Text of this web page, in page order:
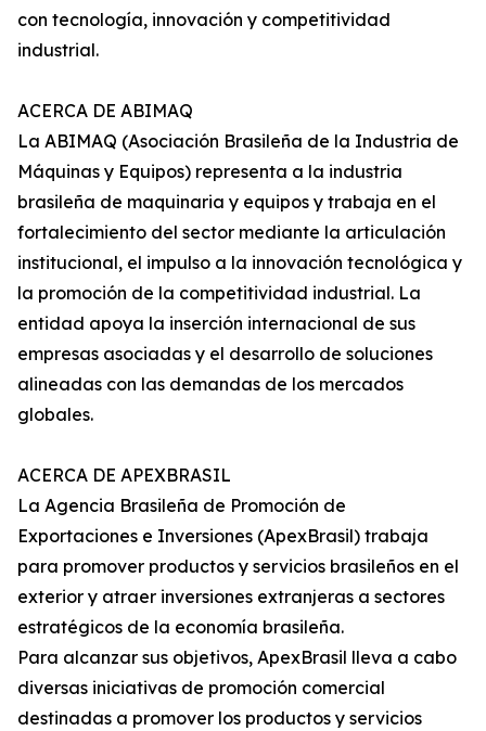
con tecnología, innovación y competitividad
industrial.
ACERCA DE ABIMAQ
La ABIMAQ (Asociación Brasileña de la Industria de
Máquinas y Equipos) representa a la industria
brasileña de maquinaria y equipos y trabaja en el
fortalecimiento del sector mediante la articulación
institucional, el impulso a la innovación tecnológica y
la promoción de la competitividad industrial. La
entidad apoya la inserción internacional de sus
empresas asociadas y el desarrollo de soluciones
alineadas con las demandas de los mercados
globales.
ACERCA DE APEXBRASIL
La Agencia Brasileña de Promoción de
Exportaciones e Inversiones (ApexBrasil) trabaja
para promover productos y servicios brasileños en el
exterior y atraer inversiones extranjeras a sectores
estratégicos de la economía brasileña.
Para alcanzar sus objetivos, ApexBrasil lleva a cabo
diversas iniciativas de promoción comercial
destinadas a promover los productos y servicios